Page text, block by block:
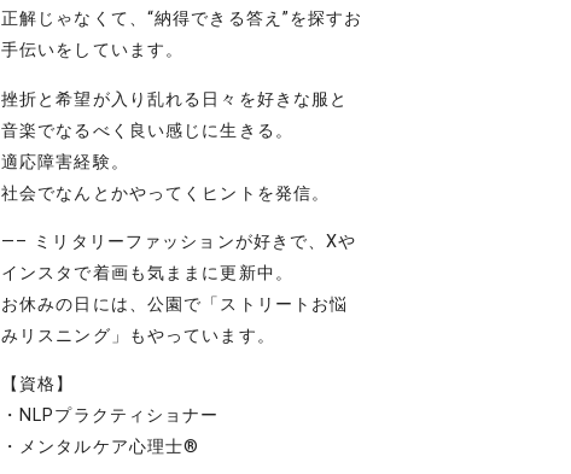
正解じゃなくて、“納得できる答え”を探すお
手伝いをしています。
挫折と希望が入り乱れる日々を好きな服と
音楽でなるべく良い感じに生きる。
適応障害経験。
社会でなんとかやってくヒントを発信。
—– ミリタリーファッションが好きで、Xや
インスタで着画も気ままに更新中。
お休みの日には、公園で「ストリートお悩
みリスニング」もやっています。
【資格】
・NLPプラクティショナー
・メンタルケア心理士®